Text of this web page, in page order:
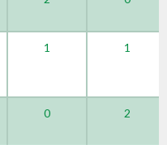
1 1
0 2